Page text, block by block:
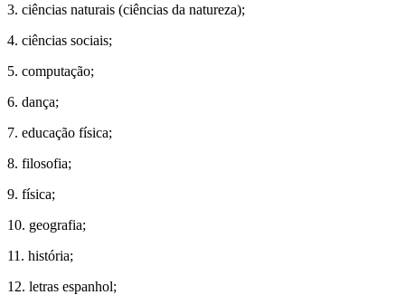
3. ciências naturais (ciências da natureza);
4. ciências sociais;
5. computação;
6. dança;
7. educação física;
8. filosofia;
9. física;
10. geografia;
11. história;
12. letras espanhol;